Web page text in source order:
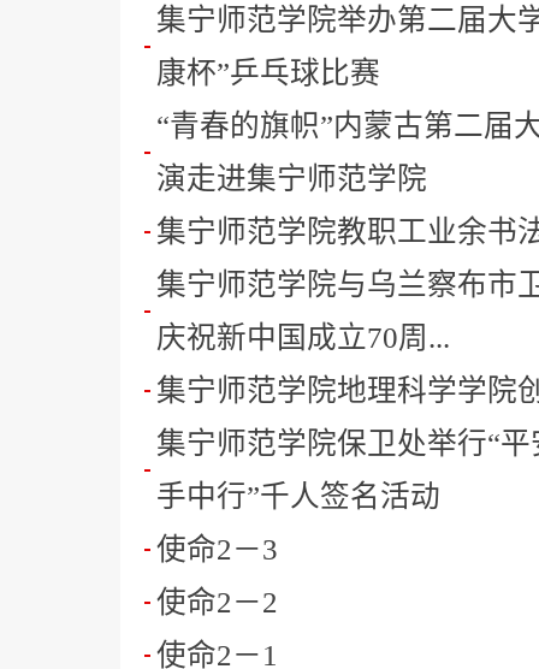
集宁师范学院举办第二届大
康杯”乒乓球比赛
“青春的旗帜”内蒙古第二届
演走进集宁师范学院
集宁师范学院教职工业余书
集宁师范学院与乌兰察布市
庆祝新中国成立70周...
集宁师范学院地理科学学院
集宁师范学院保卫处举行“
手中行”千人签名活动
使命2－3
使命2－2
使命2－1